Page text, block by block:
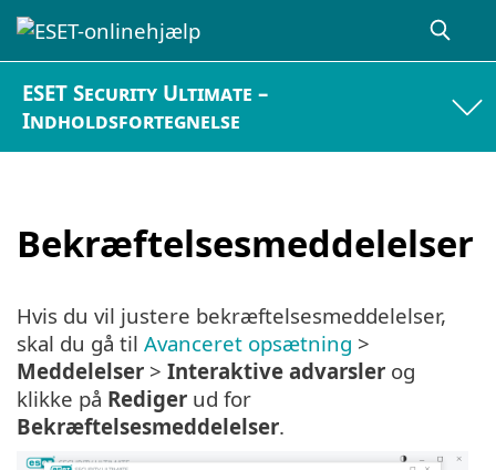
ESET Security Ultimate –
Indholdsfortegnelse
Bekræftelsesmeddelelser
Hvis du vil justere bekræftelsesmeddelelser,
skal du gå til Avanceret opsætning >
Meddelelser > Interaktive advarsler og
klikke på Rediger ud for
Bekræftelsesmeddelelser.